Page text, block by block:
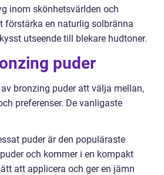
inom skönhetsvärlden och
förstärka en naturlig solbränna
utseende till blekare hudtoner.
puder
bronzing puder att välja mellan,
preferenser. De vanligaste
puder är den populäraste
och kommer i en kompakt
att applicera och ger en jämn